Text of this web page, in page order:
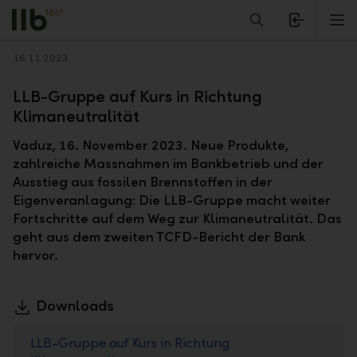
Alerts.Headline
Zurück
16.11.2023
LLB-Gruppe auf Kurs in Richtung
Klimaneutralität
Vaduz, 16. November 2023. Neue Produkte,
zahlreiche Massnahmen im Bankbetrieb und der
Ausstieg aus fossilen Brennstoffen in der
Eigenveranlagung: Die LLB-Gruppe macht weiter
Fortschritte auf dem Weg zur Klimaneutralität. Das
geht aus dem zweiten TCFD-Bericht der Bank
hervor.
Downloads
LLB-Gruppe auf Kurs in Richtung